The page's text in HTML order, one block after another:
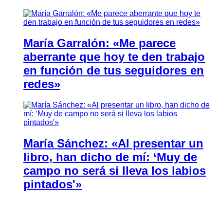
María Garralón: «Me parece
aberrante que hoy te den trabajo
en función de tus seguidores en
redes»
María Sánchez: «Al presentar un
libro, han dicho de mí: ‘Muy de
campo no será si lleva los labios
pintados'»